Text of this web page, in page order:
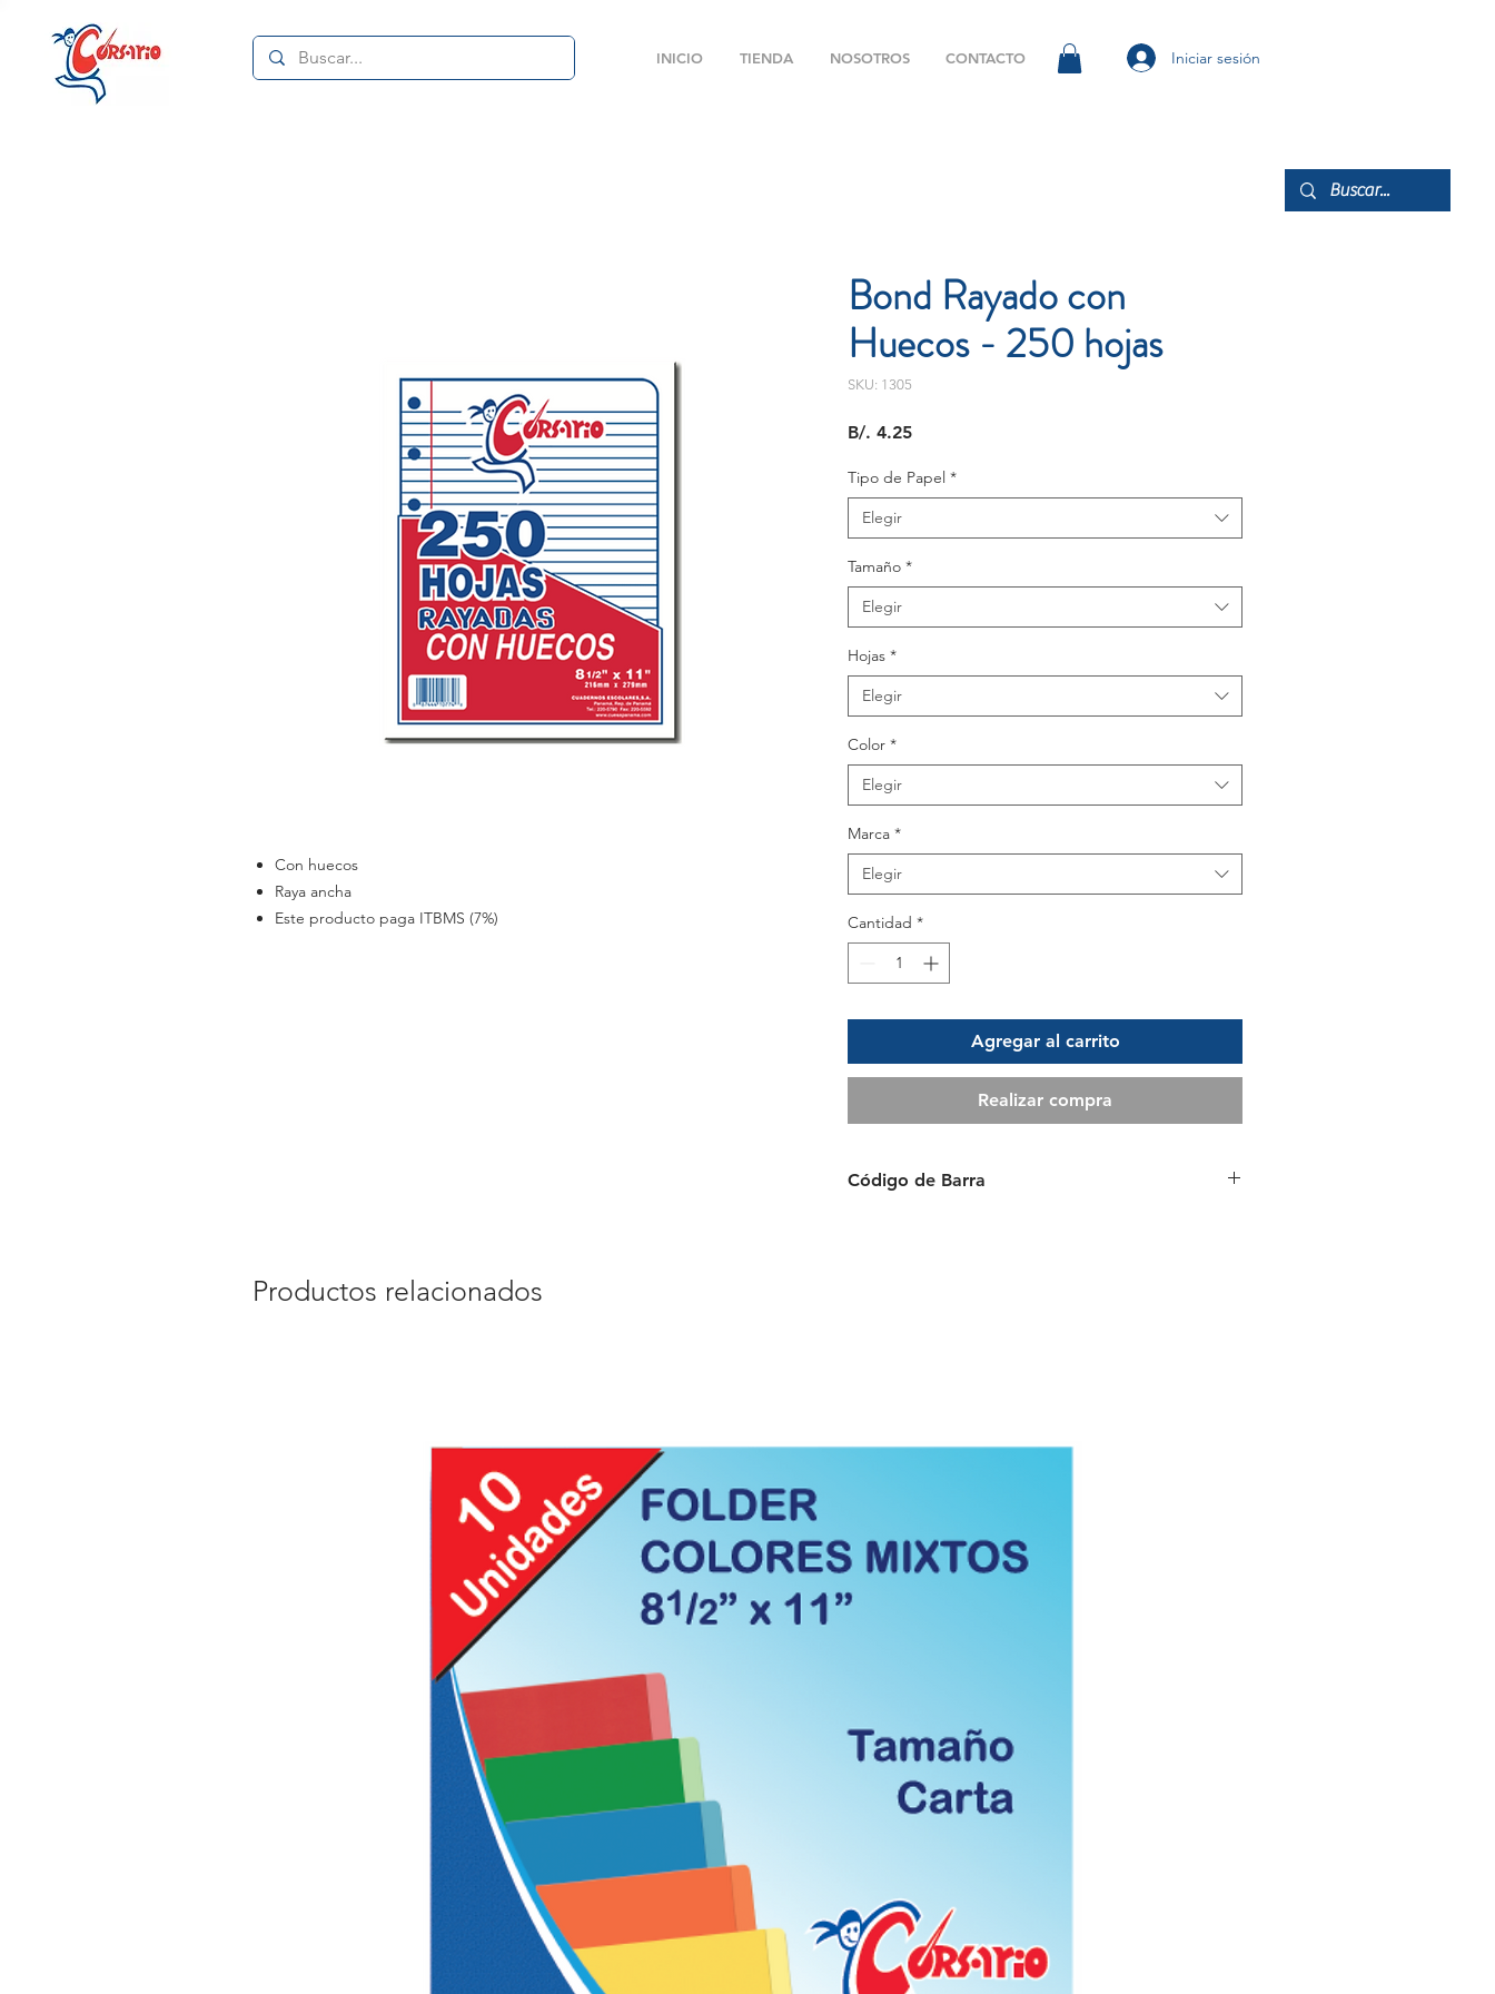
INICIO TIENDA NOSOTROS CONTACTO Iniciar sesión
Con huecos
Raya ancha
Este producto paga ITBMS (7%)
Bond Rayado con
Huecos - 250 hojas
SKU: 1305
B/. 4.25Precio
Tipo de Papel *
Elegir
Tamaño *
Elegir
Hojas *
Elegir
Color *
Elegir
Marca *
Elegir
Cantidad *
Agregar al carrito
Realizar compra
Código de Barra
Productos relacionados